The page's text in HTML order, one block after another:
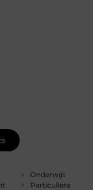
Onderwijs
Particuliere